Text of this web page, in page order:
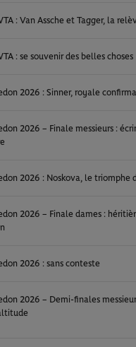
: Van Assche et Tagger, la
: se souvenir des belles choses
2026 : Sinner, royale
2026 – Finale messieurs :
2026 : Noskova, le triomphe
2026 – Finale dames :
2026 : sans conteste
2026 – Demi-finales